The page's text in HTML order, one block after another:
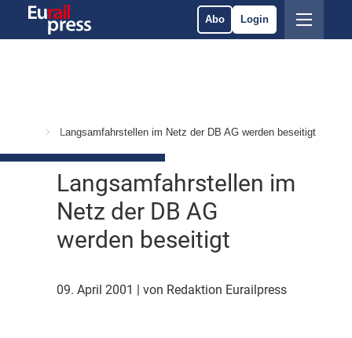
Abo Login
Langsamfahrstellen im Netz der DB AG werden beseitigt
Langsamfahrstellen im
Netz der DB AG
werden beseitigt
09. April 2001 | von Redaktion Eurailpress